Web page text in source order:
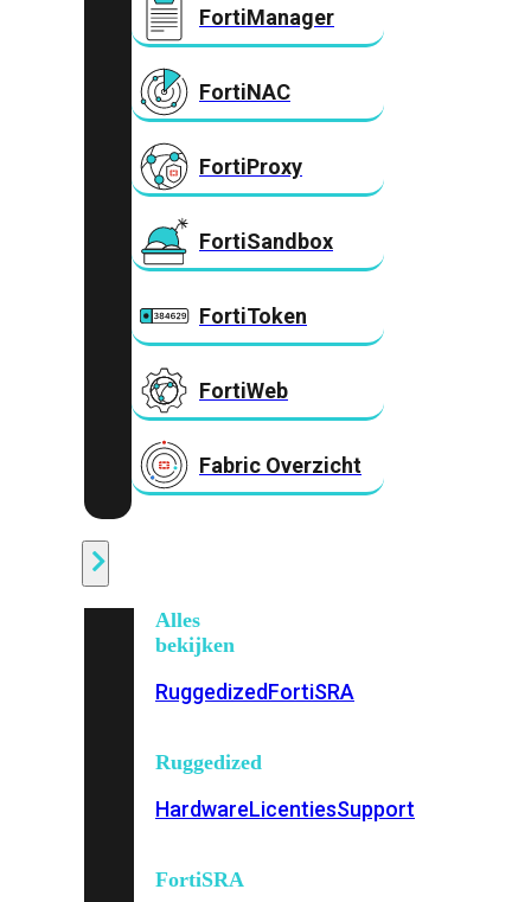
FortiManager
FortiNAC
FortiProxy
FortiSandbox
FortiToken
FortiWeb
Fabric Overzicht
Alles
bekijken
RuggedizedFortiSRA
Ruggedized
HardwareLicentiesSupport
FortiSRA